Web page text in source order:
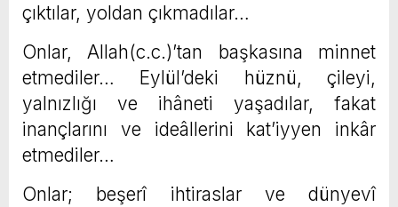
çıktılar, yoldan çıkmadılar…
Onlar, Allah(c.c.)’tan başkasına minnet
etmediler… Eylül’deki hüznü, çileyi,
yalnızlığı ve ihâneti yaşadılar, fakat
inançlarını ve ideâllerini kat’iyyen inkâr
etmediler…
Onlar; beşerî ihtiraslar ve dünyevî